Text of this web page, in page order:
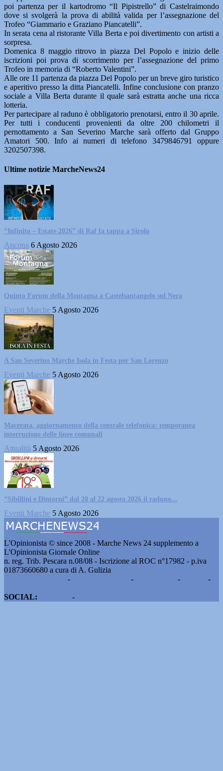
poi partenza per il kartodromo “Il Pipistrello” di Castelraimondo
dove si svolgerà la prova di abilità valida per l’assegnazione del
Trofeo “Giammario e Graziano Piancatelli”.
In serata cena al ristorante Villa Berta e poi divertimento con artisti a
sorpresa.
Domenica 8 maggio ritrovo in piazza Del Popolo e inizio delle
iscrizioni poi prova di scorrimento per l’assegnazione del primo
Trofeo in memoria di “Roberto Valentini”.
Alle ore 11 partenza da piazza Del Popolo per un breve giro turistico
e aperitivo presso la ditta Piancatelli. Infine conclusione con pranzo
sociale a Villa Berta durante il quale sarà estratta anche una ricca
lotteria.
Per partecipare al raduno è obbligatorio prenotarsi, entro il 30 aprile.
Per tutti i conducenti provenienti da oltre 200 chilometri il
pernottamento a San Severino Marche sarà offerto dal Gruppo
Amatori 500. Info ai numeri di telefono 3479846791 oppure
3202507398.
Ultime notizie MarcheNews24
“Infinito – Estate 2026” di Raf fa tappa a Sirolo
Ancona 6 Agosto 2026
Quinto Forum della Montagna a Castelsantangelo sul Nera
Eventi Marche 5 Agosto 2026
A San Severino Marche Isola in Festa per San Lorenzo
Eventi Marche 5 Agosto 2026
Macerata, aggiornamento della centrale telefonica: temporanea
interruzione delle linee comunali
Attualità 5 Agosto 2026
“Sibillini e Dintorni” dal 20 al 22 agosto 2026 il raduno...
Eventi Marche 5 Agosto 2026
L'Opinionista © since 2008 - Marche News 24 supplemento a
L'Opinionista Giornale Online
n. reg. Trib. Pescara n.08/08 - Iscrizione al ROC n°17982 - p.iva
01873660680 a cura di A. Gulizia
- - -
-
SOCIAL:
-